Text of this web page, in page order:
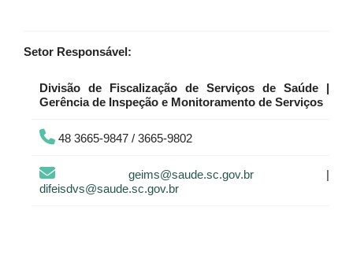
Setor Responsável:
Divisão de Fiscalização de Serviços de Saúde |
Gerência de Inspeção e Monitoramento de Serviços
48 3665-9847 / 3665-9802
geims@saude.sc.gov.br|
difeisdvs@saude.sc.gov.br